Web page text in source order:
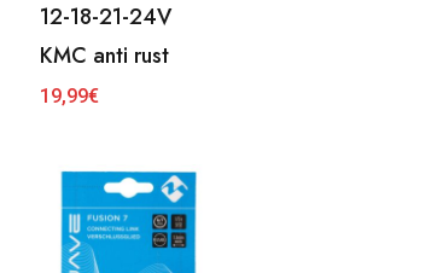
12-18-21-24V
KMC anti rust
19,99€